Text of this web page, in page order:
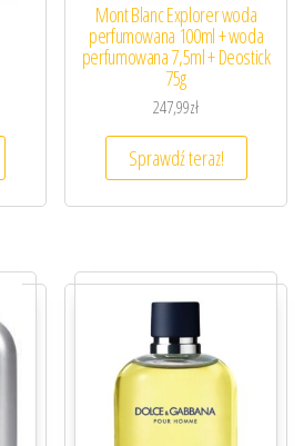
Mont Blanc Explorer woda
perfumowana 100ml + woda
perfumowana 7,5ml + Deostick
75g
247,99zł
Sprawdź teraz!